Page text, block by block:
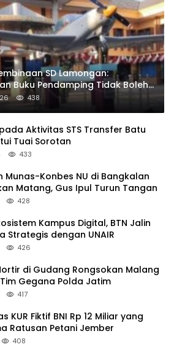
SD Lamongan:
Buku Pendamping Tidak Boleh
438
pada Aktivitas STS Transfer Batu
Tuai Sorotan
433
Munas-Konbes NU di Bangkalan
Matang, Gus Ipul Turun Tangan
428
Kampus Digital, BTN Jalin
Strategis dengan UNAIR
426
di Gudang Rongsokan Malang
Gegana Polda Jatim
417
KUR Fiktif BNI Rp 12 Miliar yang
Ratusan Petani Jember
408